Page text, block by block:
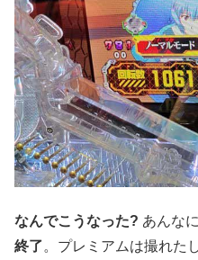
なんでこうなった? あんな
終了。プレミアムは撮れた